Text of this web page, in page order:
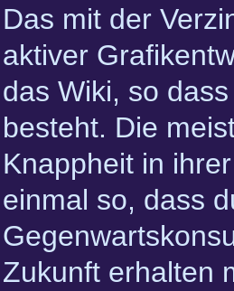
Das mit der
aktiver
das Wiki, so
besteht. Die
Knappheit in
einmal so, dass
Zukunft erhalten